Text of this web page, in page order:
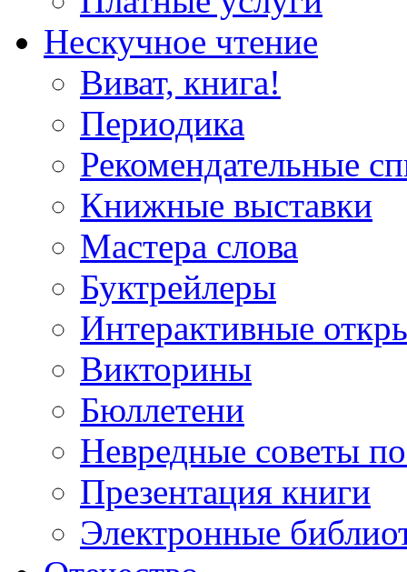
Нескучное чтение
Виват, книга!
Периодика
Рекомендательные
Книжные выставки
Мастера слова
Буктрейлеры
Интерактивные
Викторины
Бюллетени
Невредные советы
Презентация книги
Электронные